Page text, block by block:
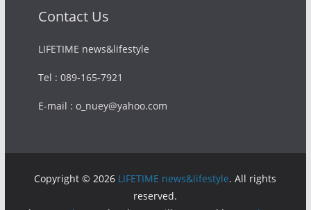
Contact Us
LIFETIME news&lifestyle
Tel : 089-165-7921
E-mail : o_nuey@yahoo.com
Copyright © 2026 LIFETIME news&lifestyle. All rights
reserved.